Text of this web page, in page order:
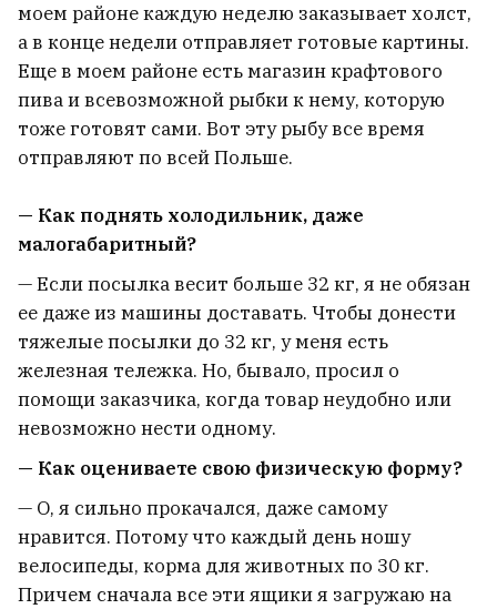
моем районе каждую неделю заказывает холст,
а в конце недели отправляет готовые картины.
Еще в моем районе есть магазин крафтового
пива и всевозможной рыбки к нему, которую
тоже готовят сами. Вот эту рыбу все время
отправляют по всей Польше.
— Как поднять холодильник, даже
малогабаритный?
— Если посылка весит больше 32 кг, я не обязан
ее даже из машины доставать. Чтобы донести
тяжелые посылки до 32 кг, у меня есть
железная тележка. Но, бывало, просил о
помощи заказчика, когда товар неудобно или
невозможно нести одному.
— Как оцениваете свою физическую форму?
— О, я сильно прокачался, даже самому
нравится. Потому что каждый день ношу
велосипеды, корма для животных по 30 кг.
Причем сначала все эти ящики я загружаю на